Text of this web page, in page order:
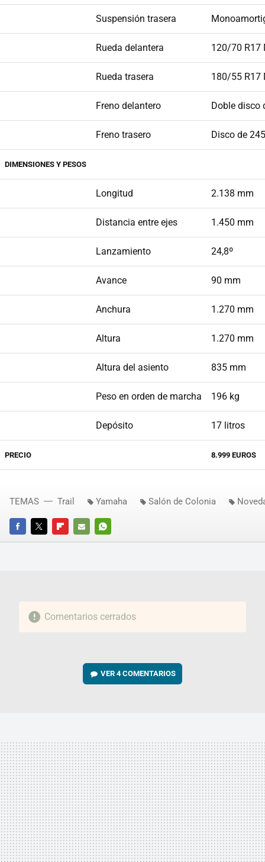
Suspensión trasera
Rueda delantera 120/70 R17
Rueda trasera 180/55 R17
Freno delantero Doble disco
Freno trasero Disco de
DIMENSIONES Y PESOS
Longitud 2.138 mm
Distancia entre ejes 1.450 mm
Lanzamiento 24,8º
Avance 90 mm
Anchura 1.270 mm
Altura 1.270 mm
Altura del asiento 835 mm
Peso en orden de marcha 196 kg
Depósito 17 litros
PRECIO 8.999 EUROS
FACEBOOKTWITTERFLIPBOARD
E-
WHATSAPP
TEMAS Trail Yamaha Salón de Colonia
Comentarios cerrados
VER4 COMENTARIOS